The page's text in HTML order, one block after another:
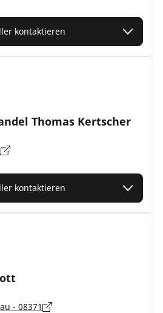
kontaktieren
Thomas Kertscher
kontaktieren
- 08371